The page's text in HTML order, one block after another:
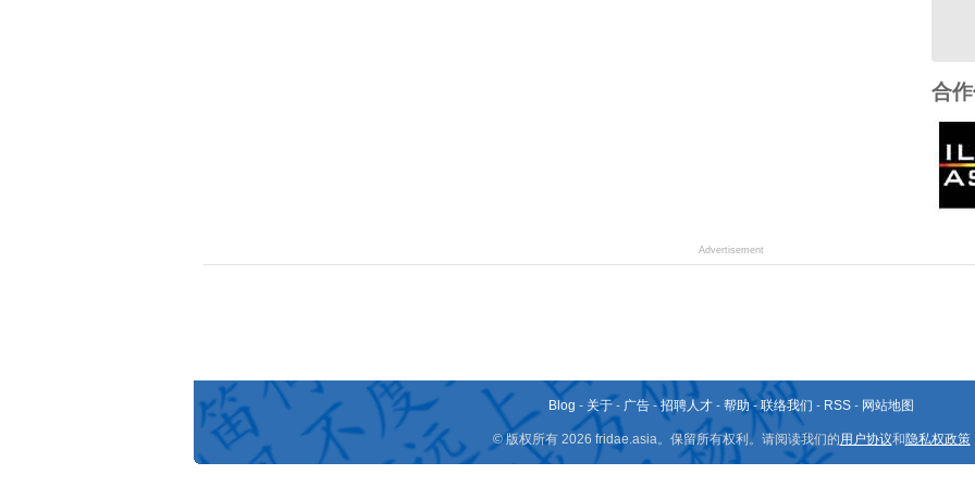
合
Advertisement
Blog - 关于 - 广告 -招聘人才 - 帮助- 联络我们 - RSS - 网站地图
© 版权所有 2026 fridae.asia。保留所有权利。请阅读我们的用户协议和隐私权政策